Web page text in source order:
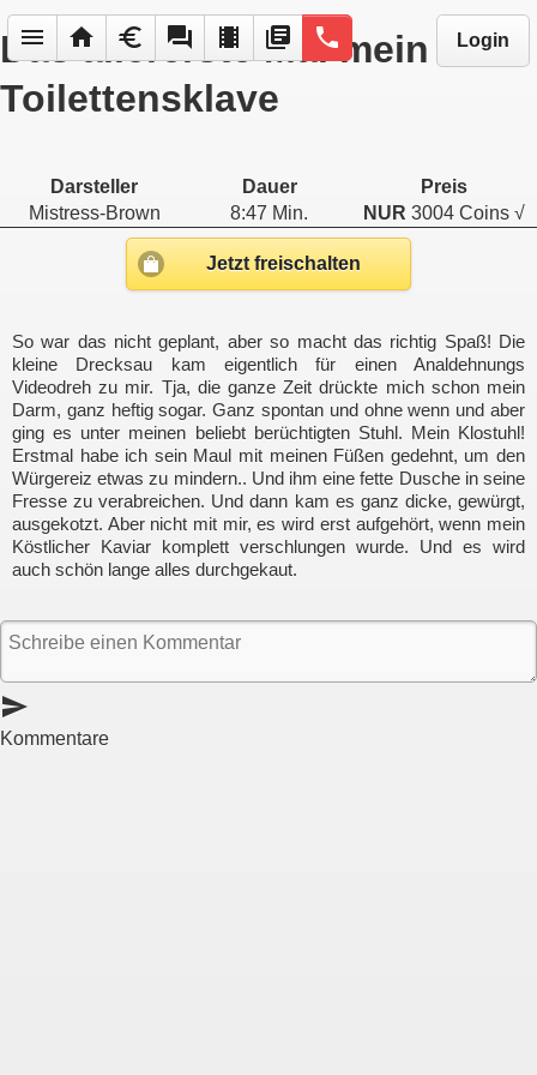
menu home euro forum local_movies library_books phone Login
Das allererste Mal mein
Toilettensklave
Darsteller Dauer
Preis
Mistress-Brown
8:47 Min. NUR 3004 Coins √
Jetzt freischalten
So war das nicht geplant, aber so macht das richtig Spaß! Die
kleine Drecksau kam eigentlich für einen Analdehnungs
Videodreh zu mir. Tja, die ganze Zeit drückte mich schon mein
Darm, ganz heftig sogar. Ganz spontan und ohne wenn und aber
ging es unter meinen beliebt berüchtigten Stuhl. Mein Klostuhl!
Erstmal habe ich sein Maul mit meinen Füßen gedehnt, um den
Würgereiz etwas zu mindern.. Und ihm eine fette Dusche in seine
Fresse zu verabreichen. Und dann kam es ganz dicke, gewürgt,
ausgekotzt. Aber nicht mit mir, es wird erst aufgehört, wenn mein
Köstlicher Kaviar komplett verschlungen wurde. Und es wird
auch schön lange alles durchgekaut.
send
Kommentare